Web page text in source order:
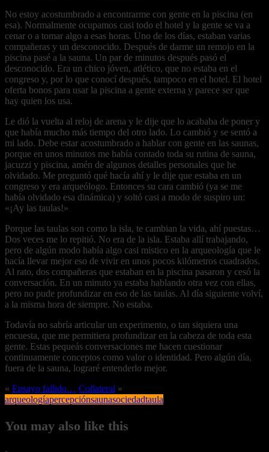
No estoy acostumbrado a encontrarme con gente en la piscina (en
esa). Normalmente ocupamos casi todo el hotel y la gente se va a
cenar o a tomar algo a esas horas. Uno de los días, estaban varias
compañeras y un desconocido. Después de darme un remojo en la
piscina pasé a la sauna. Un par de minutos después pasó el
desconocido. Era un chico jóven, atlético, que no estaba en el
congreso y, por lo que conocí después, tampoco en el hotel. El hotel
oferta bonos para usar la piscina a gente externa y parece ser que
hay quien los usa.
Le dió la vuelta al reloj de arena y le dije que lo acababa de poner y
que había mucho más tiempo del otro lado. Lo cambió y se sentó a
mi lado. Debe estar acostumbrado a hablar con gente en las saunas,
porque en unos minutos me había contado toda su rutina de sauna,
jacuzzi y piscina, amén de algunos detalles personales que he
olvidado. Me preguntó qué hacía ahí y le dije que estaba en un
congreso y era arqueólogo. Entonces su cara cambió (ya se me
había olvidado esa dinámica) y soltó casi a modo de suspiro un:
«¡Ay las taulas!»
Porque las taulas son como la isla, te cambian la vida, ahí puestas…
Dos veces me lo repitió. No era de la isla. Estaba allí trabajando,
pero de algún modo había algo casi mistico en la arqueología que le
hacía llevar mejor eso de vivir en unos pocos kilómetros cuadrados.
Al rato, dos compañeras que estaban en la piscina pasaron y cesó la
conversación. En un minuto ya estaba hablando otra vez con ellas,
pero no pude profundizar en eso de las taulas. Al día siguiente volví,
a la misma hora de siempre. No estaba.
Todavía no sabría articular un experimento, o tan siquiera una
encuesta, que me permitiera profundizar en la cabeza de toda esta
gente. Estas pequeás conversaciones me hacen cuestionar
continuamente conceptos como valor o identidad. Pero algún día,
fuera de la sauna, lograré entenderlo mejor.
« Ensayo fallido… Collateral »
arqueologíapercepciónsaunasociedadtaula
You may also like this